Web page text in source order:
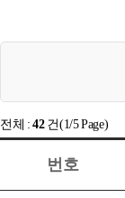
전체 :42건(1/5 Page)
번호